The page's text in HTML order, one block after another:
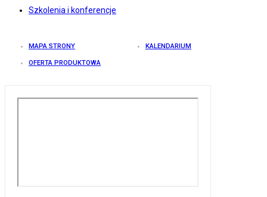
Szkolenia i konferencje
MAPA STRONY KALENDARIUM
OFERTA PRODUKTOWA